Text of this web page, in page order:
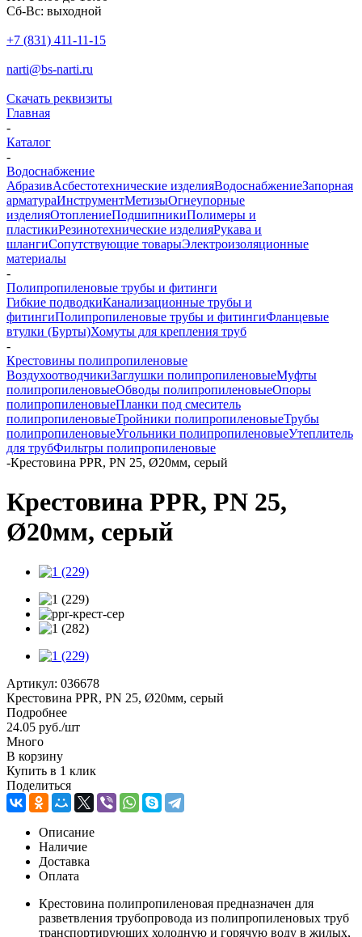
Сб-Вс: выходной
+7 (831) 411-11-15
narti@bs-narti.ru
Скачать реквизиты
Главная
-
Каталог
-
Водоснабжение
АбразивАсбестотехнические изделияВодоснабжениеЗапорная
арматураИнструментМетизыОгнеупорные
изделияОтоплениеПодшипникиПолимеры и
пластикиРезинотехнические изделияРукава и
шлангиСопутствующие товарыЭлектроизоляционные
материалы
-
Полипропиленовые трубы и фитинги
Гибкие подводкиКанализационные трубы и
фитингиПолипропиленовые трубы и фитингиФланцевые
втулки (Бурты)Хомуты для крепления труб
-
Крестовины полипропиленовые
ВоздухоотводчикиЗаглушки полипропиленовыеМуфты
полипропиленовыеОбводы полипропиленовыеОпоры
полипропиленовыеПланки под смеситель
полипропиленовыеТройники полипропиленовыеТрубы
полипропиленовыеУгольники полипропиленовыеУтеплитель
для трубФильтры полипропиленовые
-Крестовина PPR, РN 25, Ø20мм, серый
Крестовина PPR, РN 25,
Ø20мм, серый
Артикул: 036678
Крестовина PPR, РN 25, Ø20мм, серый
Подробнее
24.05 руб./шт
Много
В корзину
Купить в 1 клик
Поделиться
Описание
Наличие
Доставка
Оплата
Крестовина полипропиленовая предназначен для
разветвления трубопровода из полипропиленовых труб
транспортирующих холодную и горячую воду в жилых,